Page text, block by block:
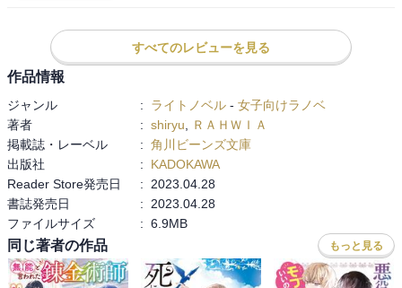
すべてのレビューを見る
作品情報
ジャンル : ライトノベル - 女子向けラノベ
著者
: shiryu
ＲＡＨＷＩＡ
掲載誌・レーベル
: 角川ビーンズ文庫
出版社
:
KADOKAWA
Reader Store発売日
:
2023.04.28
書誌発売日
:
2023.04.28
ファイルサイズ
: 6.9MB
同じ著者の作品 もっと見る